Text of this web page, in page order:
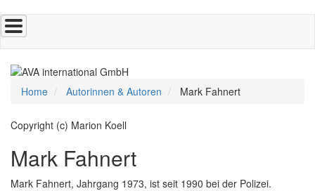
Direkt
zum
Inhalt
Home Autorinnen & Autoren Mark Fahnert
Copyright (c) Marion Koell
Mark Fahnert
Mark Fahnert, Jahrgang 1973, ist seit 1990 bei der Polizei.